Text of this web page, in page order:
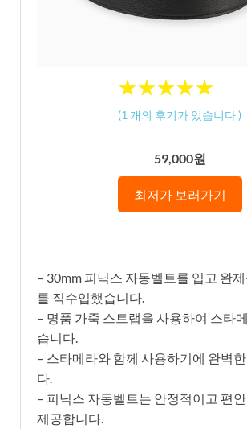
★★★★★
★★★★★
(1 개의 후기가 있습니다.)
59,000원
최저가 보러가기
– 30mm 피닉스 자동벨트를 입고 완
를 직수입했습니다.
– 명품 가죽 스트랩을 사용하여 스타
습니다.
– 스타메라와 함께 사용하기에 완벽
다.
– 피닉스 자동벨트는 안정적이고 편
제공합니다.